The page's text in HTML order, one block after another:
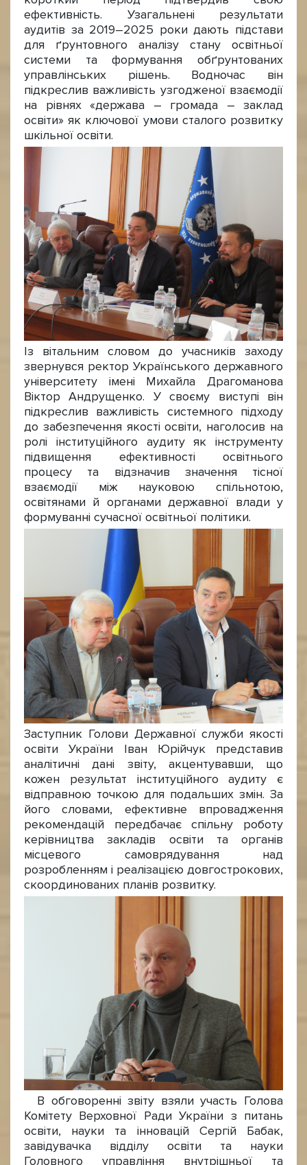
ефективність. Узагальнені результати
аудитів за 2019–2025 роки дають підстави
для ґрунтовного аналізу стану освітньої
системи та формування обґрунтованих
управлінських рішень. Водночас він
підкреслив важливість узгодженої взаємодії
на рівнях «держава – громада – заклад
освіти» як ключової умови сталого розвитку
шкільної освіти.
Із вітальним словом до учасників заходу
звернувся ректор Українського державного
університету імені Михайла Драгоманова
Віктор Андрущенко. У своєму виступі він
підкреслив важливість системного підходу
до забезпечення якості освіти, наголосив на
ролі інституційного аудиту як інструменту
підвищення ефективності освітнього
процесу та відзначив значення тісної
взаємодії між науковою спільнотою,
освітянами й органами державної влади у
формуванні сучасної освітньої політики.
Заступник Голови Державної служби якості
освіти України Іван Юрійчук представив
аналітичні дані звіту, акцентувавши, що
кожен результат інституційного аудиту є
відправною точкою для подальших змін. За
його словами, ефективне впровадження
рекомендацій передбачає спільну роботу
керівництва закладів освіти та органів
місцевого самоврядування над
розробленням і реалізацією довгострокових,
скоординованих планів розвитку.
В обговоренні звіту взяли участь Голова
Комітету Верховної Ради України з питань
освіти, науки та інновацій Сергій Бабак,
завідувачка відділу освіти та науки
Головного управління внутрішньої та